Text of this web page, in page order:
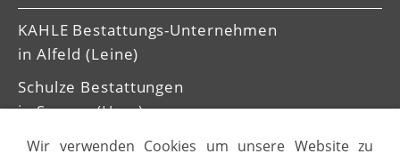
KAHLE Bestattungs-Unternehmen
in Alfeld (Leine)
Schulze Bestattungen
in Seesen (Harz)
Wir verwenden Cookies um unsere Website zu